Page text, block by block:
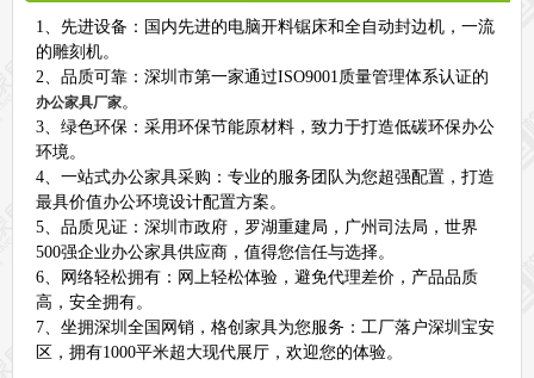
1、先进设备：国内先进的电脑开料锯床和全自动封边机，一流
的雕刻机。
2、品质可靠：深圳市第一家通过ISO9001质量管理体系认证的
办公家具厂家。
3、绿色环保：采用环保节能原材料，致力于打造低碳环保办公
环境。
4、一站式办公家具采购：专业的服务团队为您超强配置，打造
最具价值办公环境设计配置方案。
5、品质见证：深圳市政府，罗湖重建局，广州司法局，世界
500强企业办公家具供应商，值得您信任与选择。
6、网络轻松拥有：网上轻松体验，避免代理差价，产品品质
高，安全拥有。
7、坐拥深圳全国网销，格创家具为您服务：工厂落户深圳宝安
区，拥有1000平米超大现代展厅，欢迎您的体验。